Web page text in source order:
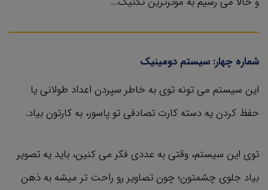
شماره چهار: سیستم دومینیک
این سیستم می تونه توی به خاطر سپردن اعداد طولانی یا
حفظ کردن یه دسته کارت تصادفی تو پاسور، به کارتون بیاد.
توی این سیستم، وقتی به عددی فکر می کنین، باید یه تصویر
بیاد جلوی چشمتون؛ چون تصاویر رو راحت تر میشه به ذهن